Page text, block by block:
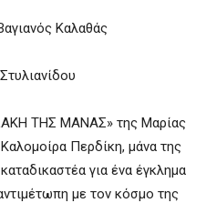
Καλαθάς
ΤΗΣ ΜΑΝΑΣ» της Μαρίας
Περδίκη, μάνα της
για ένα έγκλημα
με τον κόσμο της